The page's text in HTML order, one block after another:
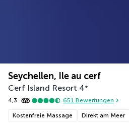
Seychellen, Ile au cerf
Cerf Island Resort 4*
4,3 651 Bewertungen
Kostenfreie Massage Direkt am Meer